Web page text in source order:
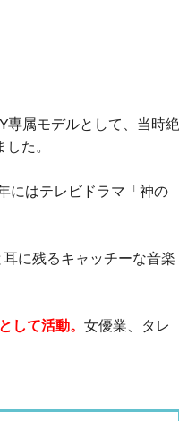
属モデルとして、当時絶
た。
にはテレビドラマ「神の
に残るキャッチーな音楽
して活動。 女優業、タレ